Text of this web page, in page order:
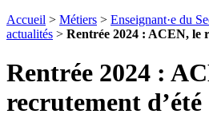
Accueil > Métiers > Enseignant·e du
actualités > Rentrée 2024 : ACEN, le
Rentrée 2024 :
recrutement d’été